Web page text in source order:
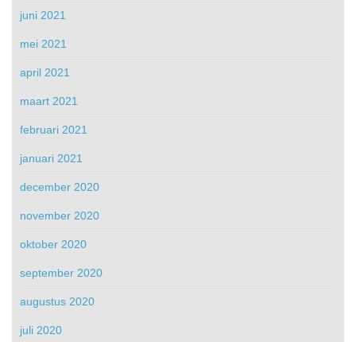
juni 2021
mei 2021
april 2021
maart 2021
februari 2021
januari 2021
december 2020
november 2020
oktober 2020
september 2020
augustus 2020
juli 2020